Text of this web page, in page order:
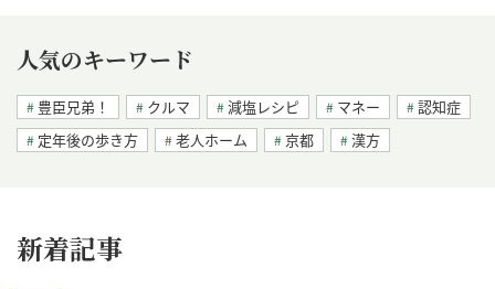
人気のキーワード
豊臣兄弟！ クルマ 減塩レシピ マネー
認知症
定年後の歩き方
老人ホーム 京都 漢方
新着記事